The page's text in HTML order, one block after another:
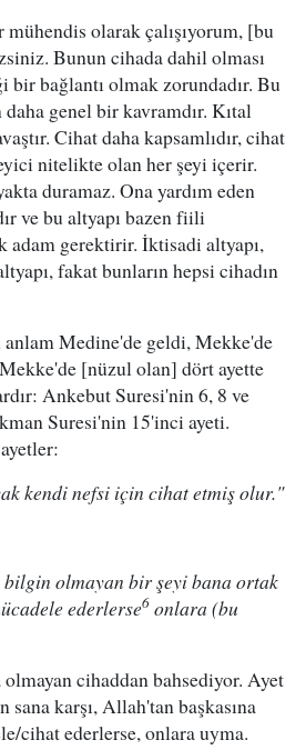
olarak çalışıyorum, [bu
Bunun cihada dahil olması
bir bağlantı olmak zorundadır. Bu
genel bir kavramdır. Kıtal
Cihat daha kapsamlıdır, cihat
nitelikte olan her şeyi içerir.
duramaz. Ona yardım eden
ve bu altyapı bazen fiili
adam gerektirir. İktisadi altyapı,
fakat bunların hepsi cihadın
Medine'de geldi, Mekke'de
[nüzul olan] dört ayette
Ankebut Suresi'nin 6, 8 ve
Suresi'nin 15'inci ayeti.
kendi nefsi için cihat etmiş olur."
bilgin olmayan bir şeyi bana ortak
ederlerse6 onlara (bu
cihaddan bahsediyor. Ayet
karşı, Allah'tan başkasına
cihat ederlerse, onlara uyma.